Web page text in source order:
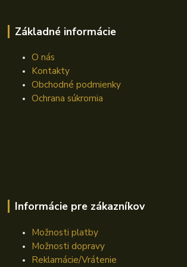
Základné informácie
O nás
Kontakty
Obchodné podmienky
Ochrana súkromia
Informácie pre zákazníkov
Možnosti platby
Možnosti dopravy
Reklamácie/Vrátenie